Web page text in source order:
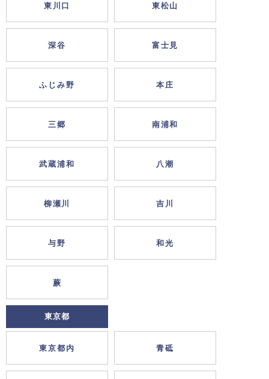
東川口 東松山
深谷 富士見
ふじみ野 本庄
三郷 南浦和
武蔵浦和 八潮
柳瀬川 吉川
与野 和光
蕨
東京都
東京都内 青砥